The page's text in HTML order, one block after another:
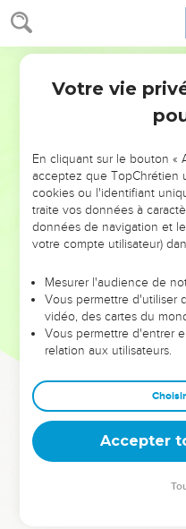
NE MANQUEZ
DE
ET SI LEURS ERREURS
leur foi ou leur vision. Mais
et les saisons difficiles
sont elles
Dans cette conférence,
clés pour avancer avec
deviennent vos tremplins.
équipe, un groupe ou
Votre vie
En cliquant sur le bouton «
acceptez que TopChrétien
cookies ou l'identifiant
traite vos données à
données de navigation et
votre compte utilisateur)
Mesurer l'audience de
Vous permettre d'utiliser
vidéo, des cartes du
Vous permettre d'entrer
relation aux utilisateurs.
Accepter